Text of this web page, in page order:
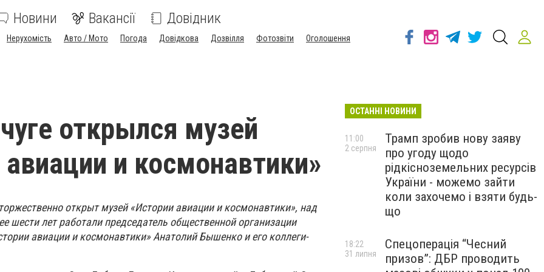
Новини Вакансії Довідник
Нерухомість Авто / Мото Погода Довідкова Дозвілля Фотозвіти Оголошення
открылся музей
и космонавтики»
открыт музей «Истории авиации и космонавтики», над
шести лет работали председатель общественной организации
авиации и космонавтики» Анатолий Бышенко и его коллеги-
ОСТАННІ НОВИНИ
Трамп зробив нову заяву
про угоду щодо
рідкісноземельних ресурсів
України - можемо зайти
коли захочемо і взяти будь-
що
11:00
2 серпня
Спецоперація “Чесний
призов”: ДБР проводить
18:22
31 липня